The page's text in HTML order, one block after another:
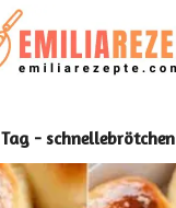
Tag - schnellebrötchen